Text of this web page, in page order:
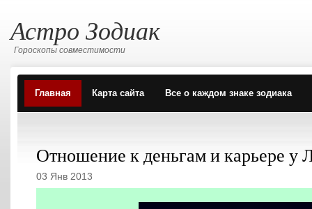
Астро Зодиак
Гороскопы совместимости
Главная Карта сайта Все о каждом знаке зодиака
Отношение к деньгам и карьере у
03 Янв 2013